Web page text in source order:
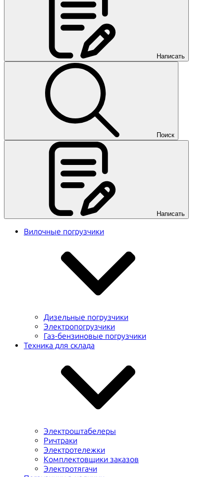
Написать
Поиск
Написать
Вилочные погрузчики
Дизельные погрузчики
Электропогрузчики
Газ-бензиновые погрузчики
Техника для склада
Электроштабелеры
Ричтраки
Электротележки
Комплектовщики заказов
Электротягачи